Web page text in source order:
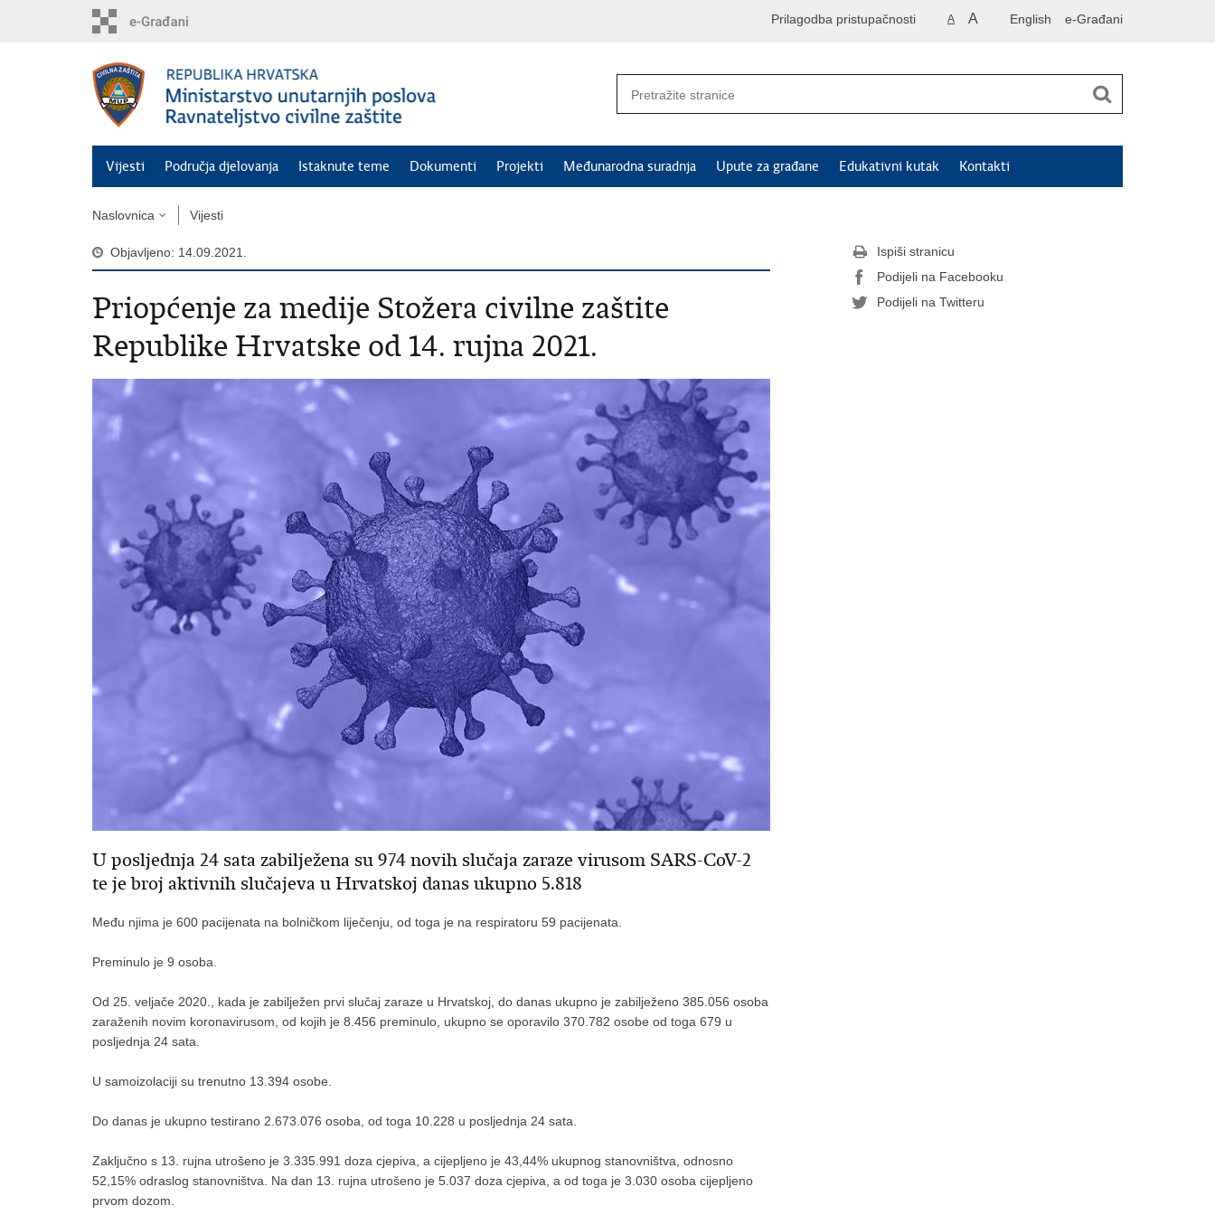
English e-Građani
A A
Prilagodba pristupačnosti
Vijesti Područja djelovanja Istaknute teme Dokumenti Projekti Međunarodna suradnja Upute za građane Edukativni kutak Kontakti
Naslovnica Vijesti
Objavljeno: 14.09.2021.
Priopćenje za medije Stožera civilne zaštite
Republike Hrvatske od 14. rujna 2021.
U posljednja 24 sata zabilježena su 974 novih slučaja zaraze virusom SARS-CoV-2
te je broj aktivnih slučajeva u Hrvatskoj danas ukupno 5.818
Među njima je 600 pacijenata na bolničkom liječenju, od toga je na respiratoru 59 pacijenata.
Preminulo je 9 osoba.
Od 25. veljače 2020., kada je zabilježen prvi slučaj zaraze u Hrvatskoj, do danas ukupno je zabilježeno 385.056 osoba
zaraženih novim koronavirusom, od kojih je 8.456 preminulo, ukupno se oporavilo 370.782 osobe od toga 679 u
posljednja 24 sata.
U samoizolaciji su trenutno 13.394 osobe.
Do danas je ukupno testirano 2.673.076 osoba, od toga 10.228 u posljednja 24 sata.
Zaključno s 13. rujna utrošeno je 3.335.991 doza cjepiva, a cijepljeno je 43,44% ukupnog stanovništva, odnosno
52,15% odraslog stanovništva. Na dan 13. rujna utrošeno je 5.037 doza cjepiva, a od toga je 3.030 osoba cijepljeno
prvom dozom.
Ispiši stranicu
Podijeli na Facebooku
Podijeli na Twitteru